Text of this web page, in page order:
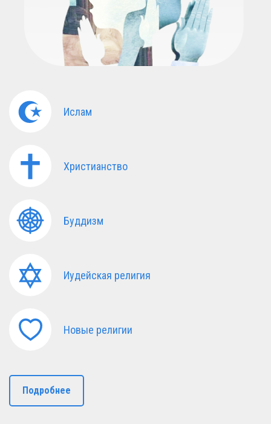
Ислам
Христианство
Буддизм
Иудейская религия
Новые религии
Подробнее